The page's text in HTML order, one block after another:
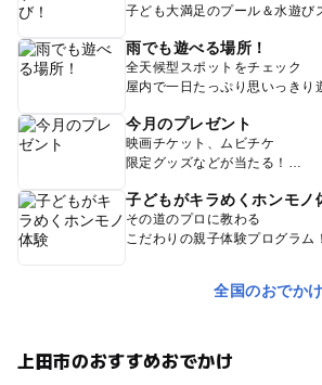
子ども大満足のプール＆水遊び
雨でも遊べる場所！
全天候型スポットをチェック
屋内で一日たっぷり思いっきり
今月のプレゼント
映画チケット、ムビチケ
限定グッズなどが当たる！
子どもがキラめくホンモノ
その道のプロに教わる
こだわりの親子体験プログラム！
全国のおでか
上田市のおすすめおでかけ